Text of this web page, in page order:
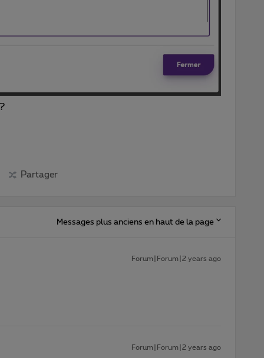
Partager
Messages plus anciens en haut de la page
Forum|Forum|2 years ago
Forum|Forum|2 years ago